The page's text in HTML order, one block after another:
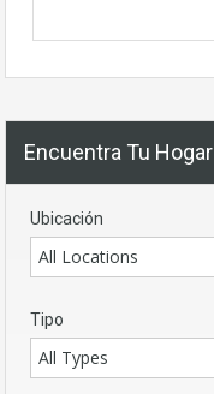
Encuentra Tu Hogar
Ubicación
All Locations
Tipo
All Types